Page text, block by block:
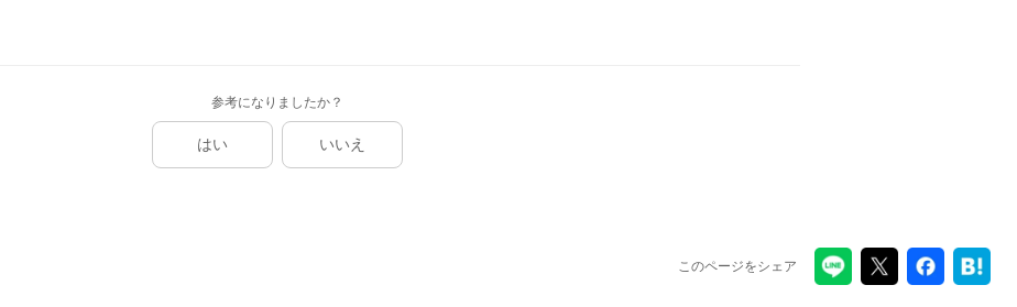
参考になりましたか？
はい いいえ
このページをシェア